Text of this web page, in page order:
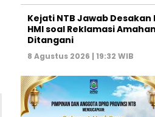
Kejati NTB Jawab Desakan
HMI soal Reklamasi
Ditangani
8 Agustus 2026 | 19:32 WIB